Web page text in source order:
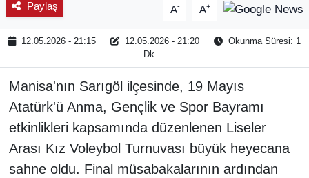
Paylaş A- A+
12.05.2026 - 21:15 12.05.2026 - 21:20
Okunma Süresi: 1
Dk
Manisa'nın Sarıgöl ilçesinde, 19 Mayıs
Atatürk'ü Anma, Gençlik ve Spor Bayramı
etkinlikleri kapsamında düzenlenen Liseler
Arası Kız Voleybol Turnuvası büyük heyecana
sahne oldu. Final müsabakalarının ardından